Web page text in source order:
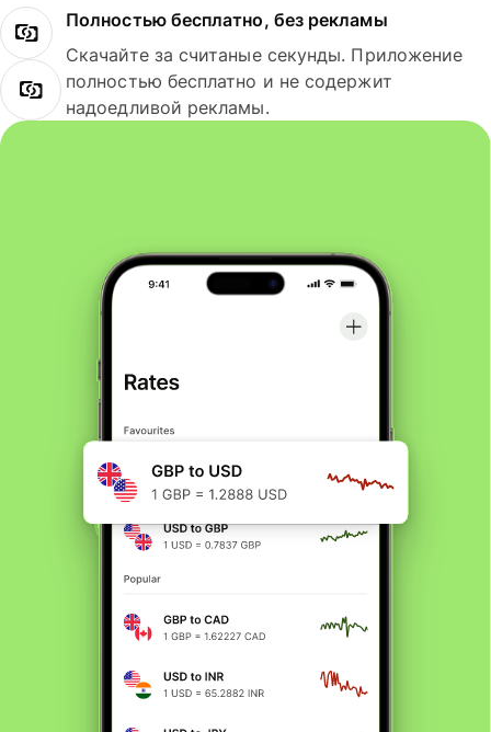
Полностью бесплатно, без рекламы
Скачайте за считаные секунды. Приложение
полностью бесплатно и не содержит
надоедливой рекламы.